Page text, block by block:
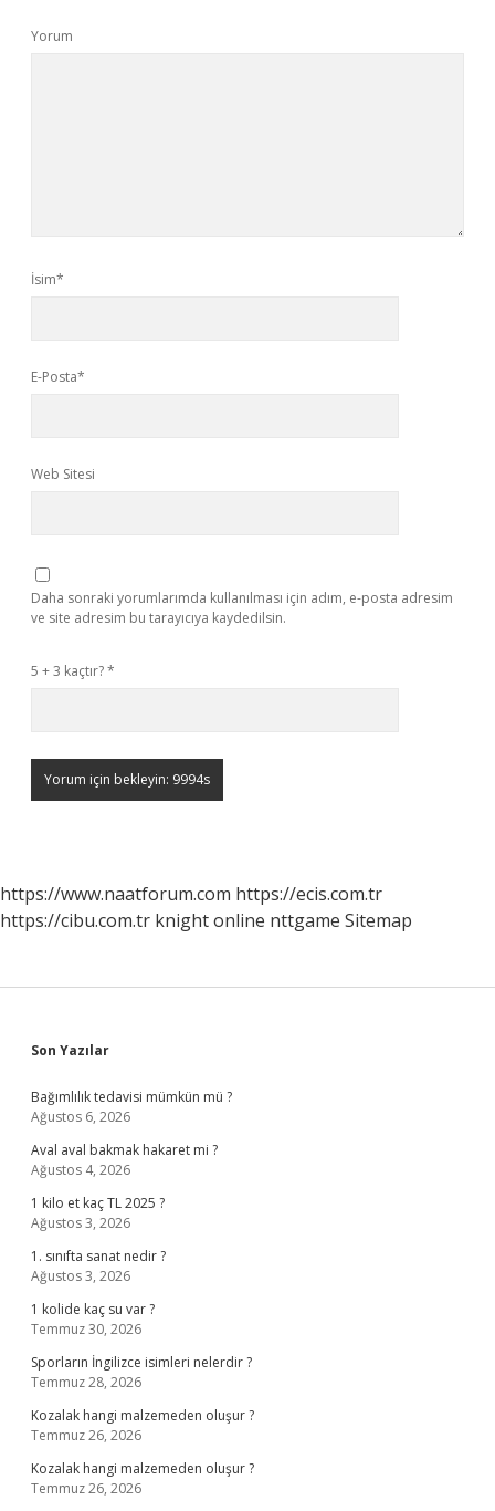
Yorum
İsim*
E-Posta*
Web Sitesi
Daha sonraki yorumlarımda kullanılması için adım, e-posta adresim
ve site adresim bu tarayıcıya kaydedilsin.
5 + 3 kaçtır?*
https://www.naatforum.com https://ecis.com.tr
https://cibu.com.tr knight online nttgame Sitemap
Sidebar
Son Yazılar
Bağımlılık tedavisi mümkün mü ?
Ağustos 6, 2026
Aval aval bakmak hakaret mi ?
Ağustos 4, 2026
1 kilo et kaç TL 2025 ?
Ağustos 3, 2026
1. sınıfta sanat nedir ?
Ağustos 3, 2026
1 kolide kaç su var ?
Temmuz 30, 2026
Sporların İngilizce isimleri nelerdir ?
Temmuz 28, 2026
Kozalak hangi malzemeden oluşur ?
Temmuz 26, 2026
Kozalak hangi malzemeden oluşur ?
Temmuz 26, 2026